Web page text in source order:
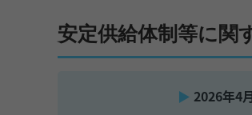
安定供給体制等に関
2026年4